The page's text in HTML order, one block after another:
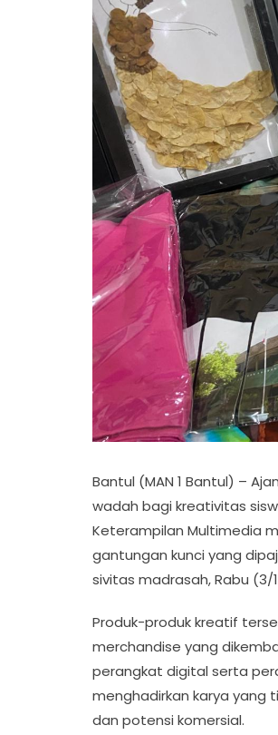
Bantul (MAN 1 Bantul) –
wadah bagi kreativitas
Keterampilan Multimedia
gantungan kunci yang
sivitas madrasah, Rabu (3/
Produk-produk kreatif
merchandise yang
perangkat digital serta
menghadirkan karya yang
dan potensi komersial.